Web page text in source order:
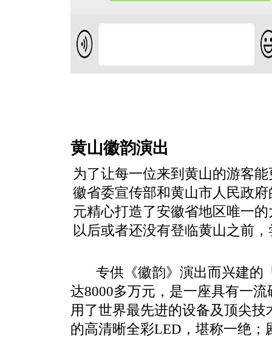
黄山徽韵演出
为了让每一位来到黄山的游客
徽省委宣传部和黄山市人民政
元精心打造了安徽省地区唯一
以后或者还没有登临黄山之前
专供《徽韵》演出而兴建的
达8000多万元，是一座具有一
用了世界最先进的设备及顶尖
的高清晰全彩LED，堪称一绝